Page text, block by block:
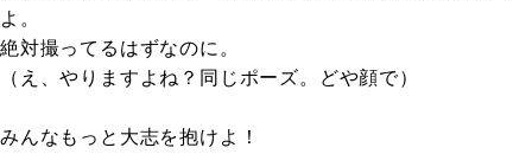
よ。
絶対撮ってるはずなのに。
（え、やりますよね？同じポーズ。どや顔で）
みんなもっと大志を抱けよ！